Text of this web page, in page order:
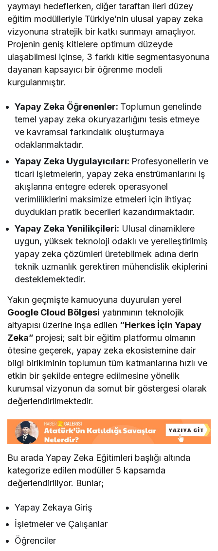
yaymayı hedeflerken, diğer taraftan ileri düzey
eğitim modülleriyle Türkiye’nin ulusal yapay zeka
vizyonuna stratejik bir katkı sunmayı amaçlıyor.
Projenin geniş kitlelere optimum düzeyde
ulaşabilmesi içinse, 3 farklı kitle segmentasyonuna
dayanan kapsayıcı bir öğrenme modeli
kurgulanmıştır.
Yapay Zeka Öğrenenler: Toplumun genelinde
temel yapay zeka okuryazarlığını tesis etmeye
ve kavramsal farkındalık oluşturmaya
odaklanmaktadır.
Yapay Zeka Uygulayıcıları: Profesyonellerin ve
ticari işletmelerin, yapay zeka enstrümanlarını iş
akışlarına entegre ederek operasyonel
verimliliklerini maksimize etmeleri için ihtiyaç
duydukları pratik becerileri kazandırmaktadır.
Yapay Zeka Yenilikçileri: Ulusal dinamiklere
uygun, yüksek teknoloji odaklı ve yerelleştirilmiş
yapay zeka çözümleri üretebilmek adına derin
teknik uzmanlık gerektiren mühendislik ekiplerini
desteklemektedir.
Yakın geçmişte kamuoyuna duyurulan yerel
Google Cloud Bölgesi yatırımının teknolojik
altyapısı üzerine inşa edilen “Herkes İçin Yapay
Zeka” projesi; salt bir eğitim platformu olmanın
ötesine geçerek, yapay zeka ekosistemine dair
bilgi birikiminin toplumun tüm katmanlarına hızlı ve
etkin bir şekilde entegre edilmesine yönelik
kurumsal vizyonun da somut bir göstergesi olarak
değerlendirilmektedir.
Bu arada Yapay Zeka Eğitimleri başlığı altında
kategorize edilen modüller 5 kapsamda
değerlendiriliyor. Bunlar;
Yapay Zekaya Giriş
İşletmeler ve Çalışanlar
Öğrenciler